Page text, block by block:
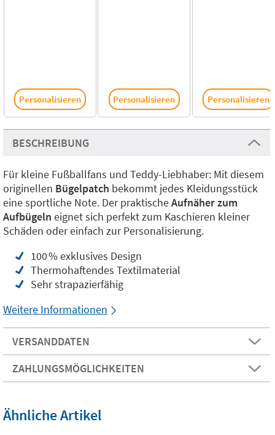
Personalisieren Personalisieren Personalisieren
BESCHREIBUNG
Für kleine Fußballfans und Teddy-Liebhaber: Mit diesem
originellen Bügelpatch bekommt jedes Kleidungsstück
eine sportliche Note. Der praktischeAufnäher zum
Aufbügeln eignet sich perfekt zum Kaschieren kleiner
Schäden oder einfach zur Personalisierung.
100 % exklusives Design
Thermohaftendes Textilmaterial
Sehr strapazierfähig
Weitere Informationen
VERSANDDATEN
ZAHLUNGSMÖGLICHKEITEN
Ähnliche Artikel